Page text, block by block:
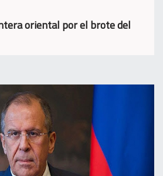
oriental por el brote del